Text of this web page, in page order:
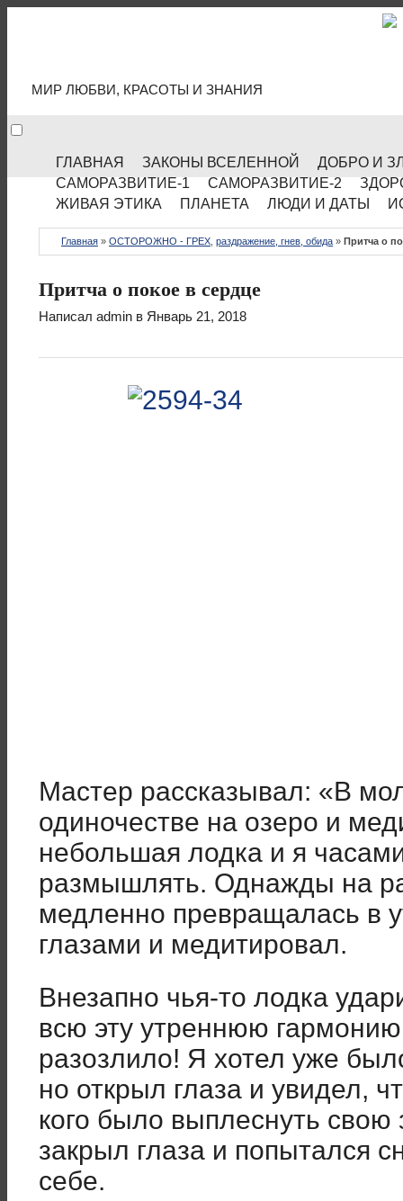
МИР ЛЮБВИ, КРАСОТЫ И ЗНАНИЯ
ГЛАВНАЯ ЗАКОНЫ ВСЕЛЕННОЙ
ДОБРО И
САМОРАЗВИТИЕ-1
САМОРАЗВИТИЕ-2
ЖИВАЯ ЭТИКА
ПЛАНЕТА ЛЮДИ И ДАТЫ
Главная » ОСТОРОЖНО - ГРЕХ раздражение, гнев, обида » Притча о
Притча о покое в сердце
Написал admin в Январь 21, 2018
Мастер рассказывал: «В
одиночестве на озеро и
небольшая лодка и я
размышлять. Однажды на
медленно превращалась в
глазами и медитировал.
Внезапно чья-то лодка
всю эту утреннюю
разозлило! Я хотел уже
но открыл глаза и увидел,
кого было выплеснуть свою
закрыл глаза и попытался
себе.